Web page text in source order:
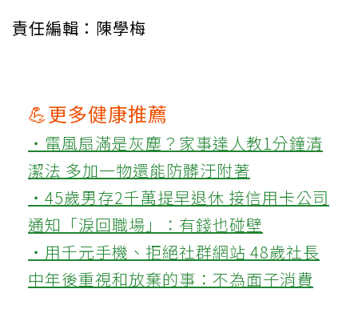
責任編輯：陳學梅
💪更多健康推薦
‧電風扇滿是灰塵？家事達人教1分鐘清
潔法 多加一物還能防髒汙附著
‧45歲男存2千萬提早退休 接信用卡公司
通知「淚回職場」：有錢也碰壁
‧用千元手機、拒絕社群網站 48歲社長
中年後重視和放棄的事：不為面子消費